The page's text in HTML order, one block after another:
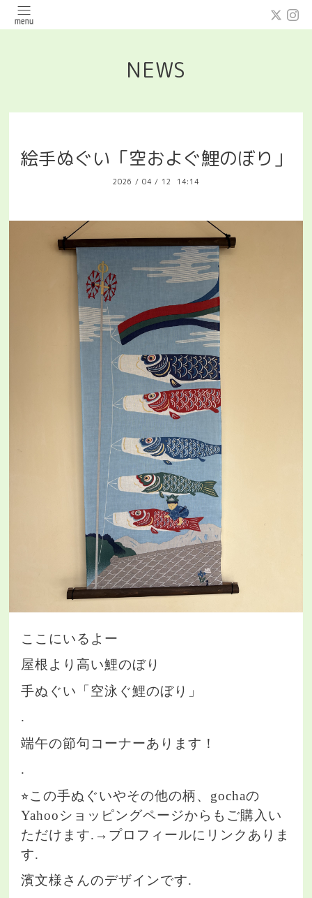
NEWS
絵手ぬぐい「空およぐ鯉のぼり」
2026 / 04 / 12 14:14
ここにいるよー
屋根より高い鯉のぼり
手ぬぐい「空泳ぐ鯉のぼり」
.
端午の節句コーナーあります！
.
⭐︎この手ぬぐいやその他の柄、gochaの
Yahooショッピングページからもご購入い
ただけます.→プロフィールにリンクありま
す.
濱文様さんのデザインです.